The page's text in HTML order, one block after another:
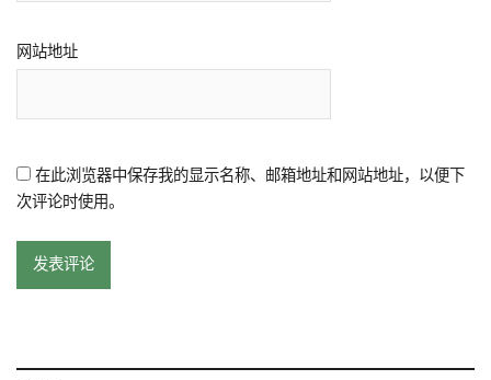
网站地址
在此浏览器中保存我的显示名称、邮箱地址和网站地址，以便下
次评论时使用。